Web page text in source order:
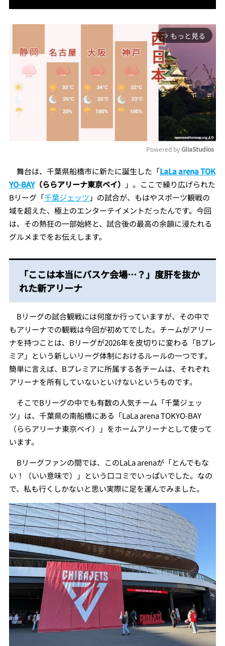
arrow_forward_ios もっと見る
Mute
Powered by GliaStudios
舞台は、千葉県船橋市に新たに誕生した「LaLa arena TOK
YO-BAY（ららアリーナ東京ベイ）
」。ここで繰り広げられた
Bリーグ「千葉ジェッツ 」の試合が、もはやスポーツ観戦の
域を超えた、極上のエンターテイメントだったんです。今回
は、その熱狂の一部始終と、試合後の最高の余韻に浸たれる
グルメまでをお伝えします。
「ここは本当にバスケ会場…？」度肝を抜か
れた新アリーナ
Bリーグの試合観戦には何度か行っていますが、その中で
もアリーナでの観戦は今回が初めてでした。チームがアリー
ナを持つことは、Bリーグが2026年を皮切りに変わる「Bプレ
ミア」という新しいリーグ体制におけるルールの一つです。
簡単に言えば、Bプレミアに所属する各チームは、それぞれ
アリーナを所有していないといけないというものです。
そこでBリーグの中でも有数の人気チーム「千葉ジェッ
ツ」は、千葉県の南船橋にある「LaLa arena TOKYO-BAY
（ららアリーナ東京ベイ）」をホームアリーナとして使って
います。
Bリーグファンの間では、このLaLa arenaが「とんでもな
い！（いい意味で）」という口コミでいっぱいでした。なの
で、私も行くしかないと思い実際に足を運んでみました。